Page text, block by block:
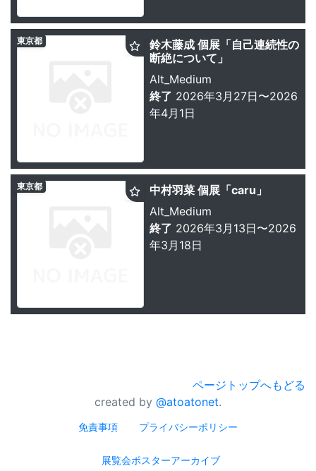
鈴木藤成 個展「自己連続性の
断絶について」
Alt_Medium
終了 2026年3月27日〜2026
年4月1日
東京都
中村羽菜 個展「caru」
Alt_Medium
終了 2026年3月13日〜2026
年3月18日
東京都
ページトップへもどる
created by @atoatonet.
免責事項 プライバシーポリシー
展覧会ポスターアーカイブ